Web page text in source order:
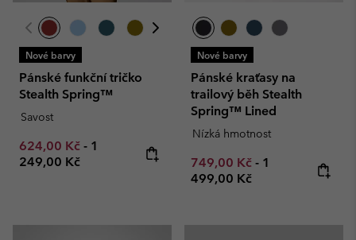
Nové barvy
Pánské funkční tričko
Stealth Spring™
Savost
Minimum sale price:
624,00 Kč - Maximum price:
1
249,00 Kč
Nové barvy
Pánské kraťasy na
trailový běh Stealth
Spring™ Lined
Nízká hmotnost
Minimum sale price:
749,00 Kč - Maximum
1
499,00 Kč